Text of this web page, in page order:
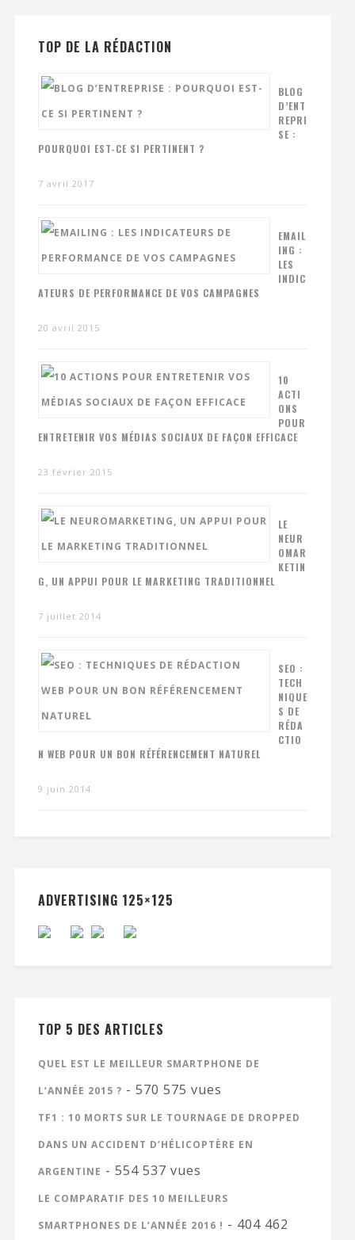
TOP DE LA RÉDACTION
BLOG
D’ENT
REPRI
SE :
POURQUOI EST-CE SI PERTINENT ?
7 avril 2017
EMAIL
ING :
LES
INDIC
ATEURS DE PERFORMANCE DE VOS CAMPAGNES
20 avril 2015
10
ACTI
ONS
POUR
ENTRETENIR VOS MÉDIAS SOCIAUX DE FAÇON EFFICACE
23 février 2015
LE
NEUR
OMAR
KETIN
G, UN APPUI POUR LE MARKETING TRADITIONNEL
7 juillet 2014
SEO :
TECH
NIQUE
S DE
RÉDA
CTIO
N WEB POUR UN BON RÉFÉRENCEMENT NATUREL
9 juin 2014
ADVERTISING 125×125
TOP 5 DES ARTICLES
QUEL EST LE MEILLEUR SMARTPHONE DE
L’ANNÉE 2015 ? - 570 575 vues
TF1 : 10 MORTS SUR LE TOURNAGE DE DROPPED
DANS UN ACCIDENT D’HÉLICOPTÈRE EN
ARGENTINE - 554 537 vues
LE COMPARATIF DES 10 MEILLEURS
SMARTPHONES DE L’ANNÉE 2016 ! - 404 462